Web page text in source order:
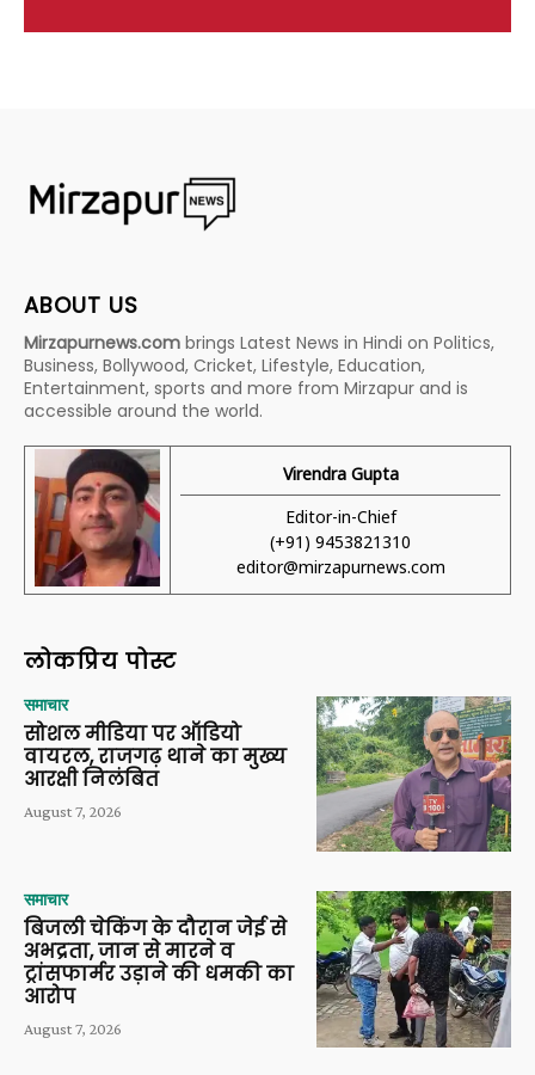
ABOUT US
Mirzapurnews.com brings Latest News in Hindi on Politics,
Business, Bollywood, Cricket, Lifestyle, Education,
Entertainment, sports and more from Mirzapur and is
accessible around the world.
Virendra Gupta
Editor-in-Chief
(+91) 9453821310
editor@mirzapurnews.com
लोकप्रिय पोस्ट
समाचार
सोशल मीडिया पर ऑडियो
वायरल, राजगढ़ थाने का मुख्य
आरक्षी निलंबित
August 7, 2026
समाचार
बिजली चेकिंग के दौरान जेई से
अभद्रता, जान से मारने व
ट्रांसफार्मर उड़ाने की धमकी का
आरोप
August 7, 2026